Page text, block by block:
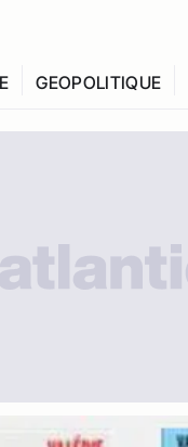
GEOPOLITIQUE